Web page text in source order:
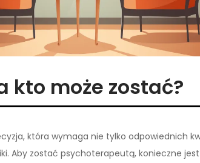
kto może zostać?
która wymaga nie tylko odpowiednich
Aby zostać psychoterapeutą, konieczne